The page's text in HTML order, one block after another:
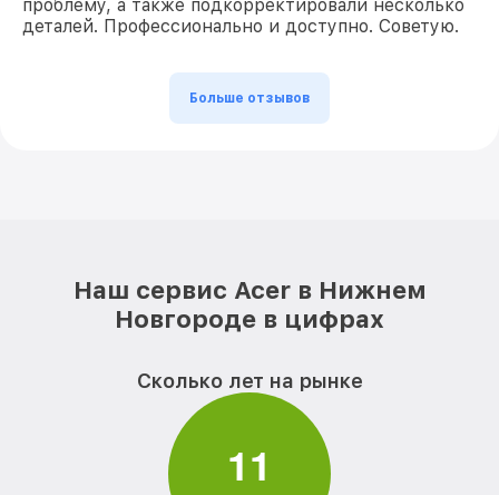
проблему, а также подкорректировали несколько
деталей. Профессионально и доступно. Советую.
Больше отзывов
Наш сервис Acer в Нижнем
Новгороде в цифрах
Сколько лет на рынке
11